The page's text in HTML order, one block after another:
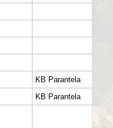
KB Parantela
KB Parantela